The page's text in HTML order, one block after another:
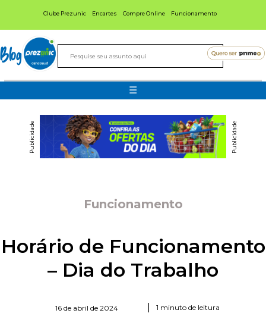
Clube Prezunic Encartes Compre Online Funcionamento
Blog
☰
Publicidade Publicidade
Funcionamento
Horário de Funcionamento
– Dia do Trabalho
16 de abril de 2024 1 minuto de leitura